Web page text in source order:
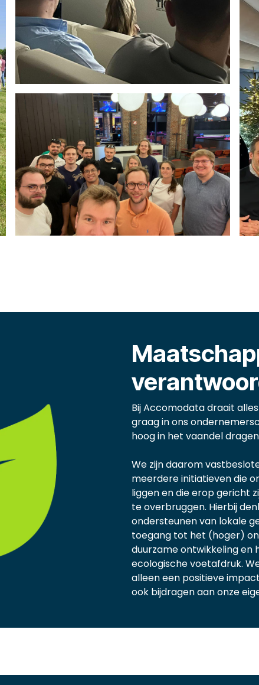
Bij Accomodata draait
graag in ons
hoog in het vaandel
We zijn daarom
meerdere initiatieven die
liggen en die erop gericht
te overbruggen. Hierbij
ondersteunen van lokale
toegang tot het (hoger)
duurzame ontwikkeling en
ecologische voetafdruk.
alleen een positieve
ook bijdragen aan onze